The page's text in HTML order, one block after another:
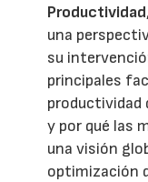
Productividad
una
su
principales
productividad
y por qué las
una visión
optimización